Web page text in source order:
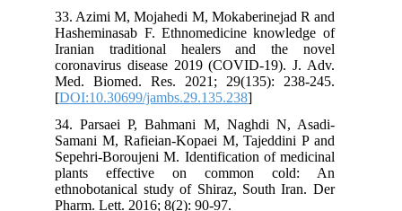
33. Azimi M, Mojahedi M, Mokaberinejad R and
Hasheminasab F. Ethnomedicine knowledge of
Iranian traditional healers and the novel
coronavirus disease 2019 (COVID-19). J. Adv.
Med. Biomed. Res. 2021; 29(135): 238-245.
[DOI:10.30699/jambs.29.135.238
34. Parsaei P, Bahmani M, Naghdi N, Asadi-
Samani M, Rafieian-Kopaei M, Tajeddini P and
Sepehri-Boroujeni M. Identification of medicinal
plants effective on common cold: An
ethnobotanical study of Shiraz, South Iran. Der
Pharm. Lett. 2016; 8(2): 90-97.